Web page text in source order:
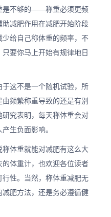
是不够的——称重必须更频
减肥作用在减肥开始阶段
给自己称体重的频率，不
要你马上开始有规律地日
这不是一个随机试验，所
频繁称重导致的还是有别
究表明，每天称体重会对
生负面影响。
体重就能对减肥有这么大
体重计，也欢迎各位读者
性。当然，称体重减肥无
肥方法，还是务必遵循健